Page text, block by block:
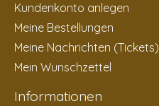
Kundenkonto anlegen
Meine Bestellungen
Meine Nachrichten (Tickets)
Mein Wunschzettel
Informationen